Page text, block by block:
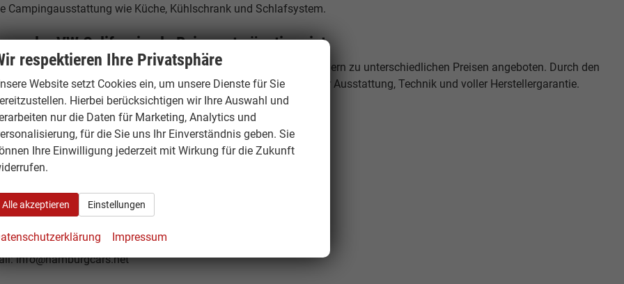
Campingausstattung wie Küche, Kühlschrank und Schlafsystem.
der VW California als Reimport günstiger ist
EU Neuwagen werden in verschiedenen europäischen Ländern zu unterschiedlichen Preisen angeboten. Durch den
profitieren Sie von diesen Preisunterschieden – bei identischer Ausstattung, Technik und voller Herstellergarantie.
Hamburg – Ihr Ansprechpartner
19
Hamburg
+49 40 500 977 29 - 0
+49 40 500 977 29 - 49
info@hamburgcars.net
respektieren Ihre Privatsphäre
Website setzt Cookies ein, um unsere Dienste für Sie
Hierbei berücksichtigen wir Ihre Auswahl und
nur die Daten für Marketing, Analytics und
für die Sie uns Ihr Einverständnis geben. Sie
Ihre Einwilligung jederzeit mit Wirkung für die Zukunft
Alle akzeptieren Einstellungen
Impressum